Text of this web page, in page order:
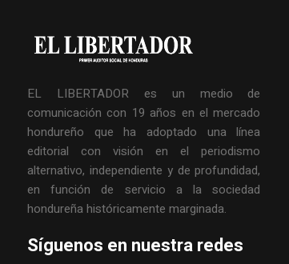
EL LIBERTADOR es un medio de
comunicación con 19 años en el mercado
hondureño que ha adoptado una línea
editorial con visión en el periodismo
alternativo, independiente y de profundidad,
en función de servicio a la sociedad
hondureña históricamente marginada.
Síguenos en nuestra redes